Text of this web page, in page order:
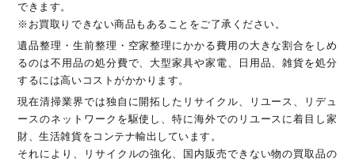
できます。
※お買取りできない商品もあることをご了承ください。
遺品整理・生前整理・空家整理にかかる費用の大きな割合をしめ
るのは不用品の処分費で、大型家具や家電、日用品、雑貨を処分
するには高いコストがかかります。
現在清掃業界では独自に開拓したリサイクル、リユース、リデュ
ースのネットワークを駆使し、特に海外でのリユースに着目し家
財、生活雑貨をコンテナ輸出しています。
それにより、リサイクルの強化、国内販売できない物の買取品の